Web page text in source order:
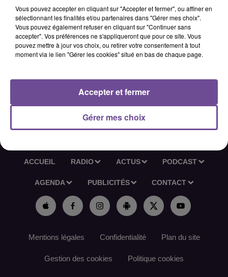
accueillez et conseillez la clientèle, mettez en valeur les
produits, participez au merchandising et encaissez les
ventes. Sens du commerce, sourire et autonomie sont
indispensables. Une expérience en vente textile est
appréciée. Poste en CDD à temps plein.
ACCUEIL RADIO ACTUS PODCAST
AGENDA PUBLICITÉS CONTACT
Mentions légales Confidentialité Plan du site
Gestion des cookies Politique cookies
Vous pouvez accepter en cliquant sur "Accepter et fermer", ou affiner en
sélectionnant les finalités et/ou partenaires dans "Gérer mes choix".
Vous pouvez également refuser en cliquant sur "Continuer sans
accepter". Vos préférences ne s'appliqueront que pour ce site. Vous
pouvez mettre à jour vos choix, ou retirer votre consentement à tout
moment via le lien "Gérer les cookies" situé en bas de chaque page.
Gérer mes choix
Accepter et fermer